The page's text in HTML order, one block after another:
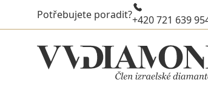
Potřebujete poradit?+420 721 639